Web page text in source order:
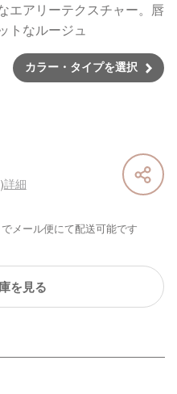
エアリーテクスチャー。唇
トなルージュ
カラー・タイプを選択
詳細
メール便にて配送可能です
を見る